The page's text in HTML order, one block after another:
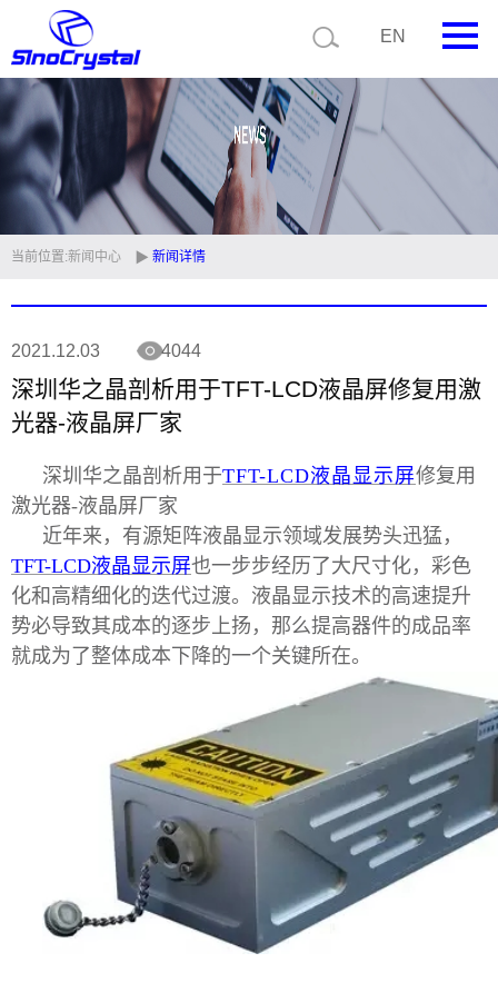
EN
首页
公司简介
产品中心
技术支持
视频中心
新闻中心
联系我们
当前位置:新闻中心 新闻详情
2021.12.03 4044
深圳华之晶剖析用于TFT-LCD液晶屏修复用激
光器-液晶屏厂家
深圳华之晶剖析用于TFT-LCD液晶显示屏修复用
激光器-液晶屏厂家
近年来，有源矩阵液晶显示领域发展势头迅猛，
TFT-LCD液晶显示屏也一步步经历了大尺寸化，彩色
化和高精细化的迭代过渡。液晶显示技术的高速提升
势必导致其成本的逐步上扬，那么提高器件的成品率
就成为了整体成本下降的一个关键所在。